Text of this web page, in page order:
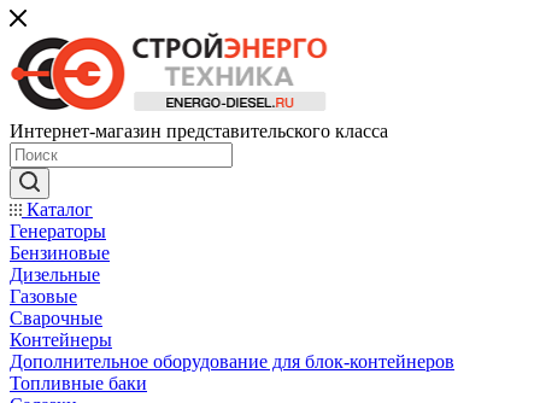
Интернет-магазин представительского класса
Каталог
Генераторы
Бензиновые
Дизельные
Газовые
Сварочные
Контейнеры
Дополнительное оборудование для блок-контейнеров
Топливные баки